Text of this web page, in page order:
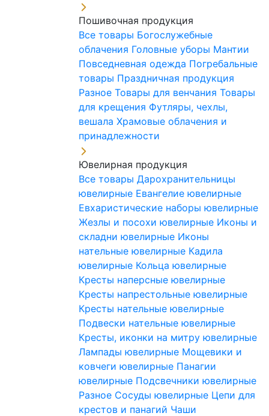
Пошивочная продукция
Все товары Богослужебные
облачения Головные уборы Мантии
Повседневная одежда Погребальные
товары Праздничная продукция
Разное Товары для венчания Товары
для крещения Футляры, чехлы,
вешала Храмовые облачения и
принадлежности
Ювелирная продукция
Все товары Дарохранительницы
ювелирные Евангелие ювелирные
Евхаристические наборы ювелирные
Жезлы и посохи ювелирные Иконы и
складни ювелирные Иконы
нательные ювелирные Кадила
ювелирные Кольца ювелирные
Кресты наперсные ювелирные
Кресты напрестольные ювелирные
Кресты нательные ювелирные
Подвески нательные ювелирные
Кресты, иконки на митру ювелирные
Лампады ювелирные Мощевики и
ковчеги ювелирные Панагии
ювелирные Подсвечники ювелирные
Разное Сосуды ювелирные Цепи для
крестов и панагий Чаши